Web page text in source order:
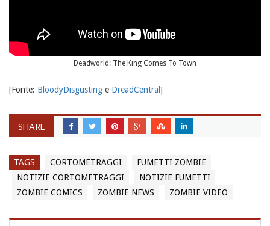
Deadworld: The King Comes To Town
[Fonte: BloodyDisgusting e DreadCentral ]
SHARE
TAGS CORTOMETRAGGI
FUMETTI ZOMBIE
NOTIZIE CORTOMETRAGGI
NOTIZIE FUMETTI
ZOMBIE COMICS
ZOMBIE NEWS ZOMBIE VIDEO